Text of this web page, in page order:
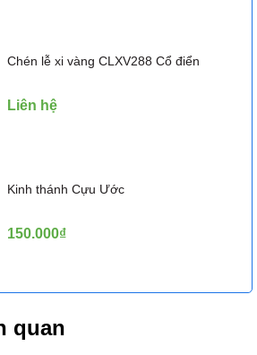
Chén lễ xi vàng CLXV288 Cổ điển
Liên hệ
Kinh thánh Cựu Ước
150.000₫
quan